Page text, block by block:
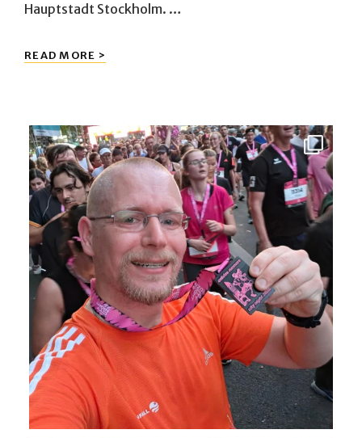
Hauptstadt Stockholm. …
READ MORE >
–
Entspannt dem Abend entgegen, 10 Kilometer durch...
34 1